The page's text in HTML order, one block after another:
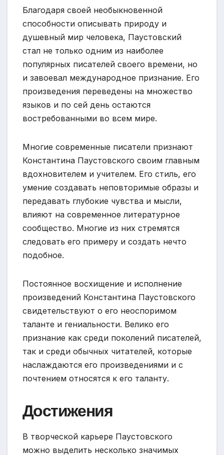
Благодаря своей необыкновенной
способности описывать природу и
душевный мир человека, Паустовский
стал не только одним из наиболее
популярных писателей своего времени, но
и завоевал международное признание. Его
произведения переведены на множество
языков и по сей день остаются
востребованными во всем мире.
Многие современные писатели признают
Константина Паустовского своим главным
вдохновителем и учителем. Его стиль, его
умение создавать неповторимые образы и
передавать глубокие чувства и мысли,
влияют на современное литературное
сообщество. Многие из них стремятся
следовать его примеру и создать нечто
подобное.
Постоянное восхищение и исполнение
произведений Константина Паустовского
свидетельствуют о его неоспоримом
таланте и гениальности. Велико его
признание как среди поколений писателей,
так и среди обычных читателей, которые
наслаждаются его произведениями и с
почтением относятся к его таланту.
Достижения
В творческой карьере Паустовского
можно выделить несколько значимых